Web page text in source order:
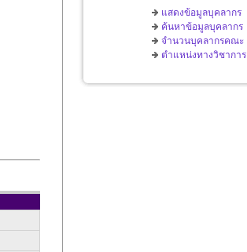
แสดงข้อมูลบุคลากร
ค้นหาข้อมูลบุคลากร
จำนวนบุคลากรคณะ
ตำแหน่งทางวิชาการ